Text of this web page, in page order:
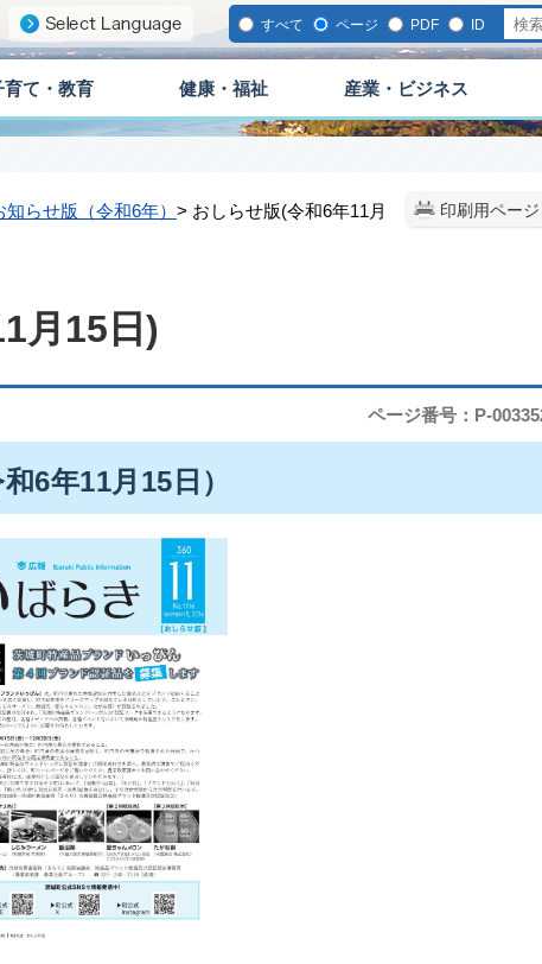
すべて ページ PDF ID
育て・教育 健康・福祉 産業・ビジネス
印刷用ページ
知らせ版（令和6年） > おしらせ版(令和6年11月
月15日)
ページ番号：P-
6年11月15日）